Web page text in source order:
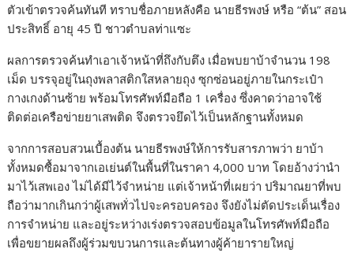
ตัวเข้าตรวจค้นทันที ทราบชื่อภายหลังคือ นายธีรพงษ์ หรือ “ต้น” สอน
ประสิทธิ์ อายุ 45 ปี ชาวตำบลท่าแซะ
ผลการตรวจค้นทำเอาเจ้าหน้าที่ถึงกับตึง เมื่อพบยาบ้าจำนวน 198
เม็ด บรรจุอยู่ในถุงพลาสติกใสหลายถุง ซุกซ่อนอยู่ภายในกระเป๋า
กางเกงด้านซ้าย พร้อมโทรศัพท์มือถือ 1 เครื่อง ซึ่งคาดว่าอาจใช้
ติดต่อเครือข่ายยาเสพติด จึงตรวจยึดไว้เป็นหลักฐานทั้งหมด
จากการสอบสวนเบื้องต้น นายธีรพงษ์ให้การรับสารภาพว่า ยาบ้า
ทั้งหมดซื้อมาจากเอเย่นต์ในพื้นที่ในราคา 4,000 บาท โดยอ้างว่านำ
มาไว้เสพเอง ไม่ได้มีไว้จำหน่าย แต่เจ้าหน้าที่เผยว่า ปริมาณยาที่พบ
ถือว่ามากเกินกว่าผู้เสพทั่วไปจะครอบครอง จึงยังไม่ตัดประเด็นเรื่อง
การจำหน่าย และอยู่ระหว่างเร่งตรวจสอบข้อมูลในโทรศัพท์มือถือ
เพื่อขยายผลถึงผู้ร่วมขบวนการและต้นทางผู้ค้ายารายใหญ่